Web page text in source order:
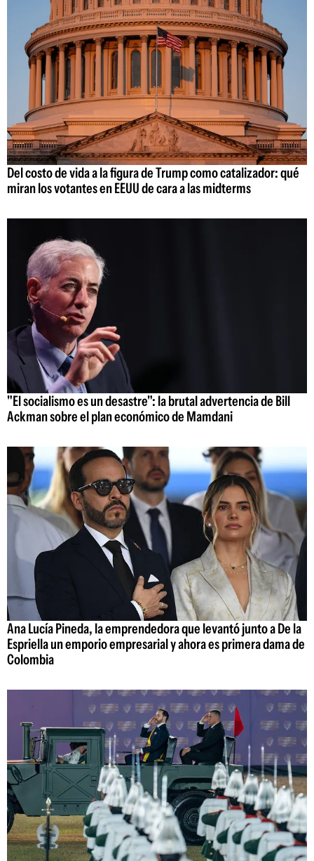
Del costo de vida a la figura de Trump como catalizador: qué
miran los votantes en EEUU de cara a las midterms
"El socialismo es un desastre": la brutal advertencia de Bill
Ackman sobre el plan económico de Mamdani
Ana Lucía Pineda, la emprendedora que levantó junto a De la
Espriella un emporio empresarial y ahora es primera dama de
Colombia